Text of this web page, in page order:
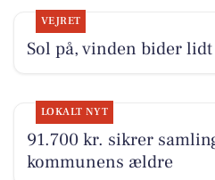
VEJRET
Sol på, vinden bider lidt
LOKALT NYT
91.700 kr. sikrer
kommunens ældre